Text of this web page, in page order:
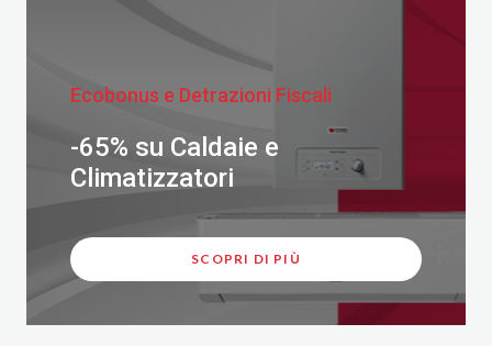
Ecobonus e Detrazioni Fiscali
-65% su Caldaie e
Climatizzatori
SCOPRI DI PIÙ